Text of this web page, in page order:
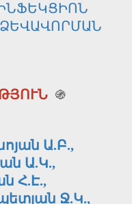
֍
Ա.Բ.,
Ա.Կ.,
Հ.Է.,
Ջ.Կ.,